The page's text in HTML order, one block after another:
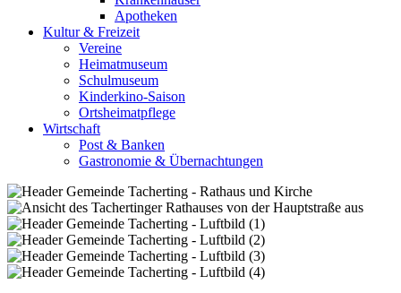
Apotheken
Kultur & Freizeit
Vereine
Heimatmuseum
Schulmuseum
Kinderkino-Saison
Ortsheimatpflege
Wirtschaft
Post & Banken
Gastronomie & Übernachtungen